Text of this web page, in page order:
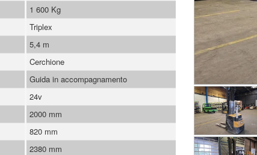
1 600 Kg
Triplex
5,4 m
Cerchione
Guida in accompagnamento
24v
2000 mm
820 mm
2380 mm